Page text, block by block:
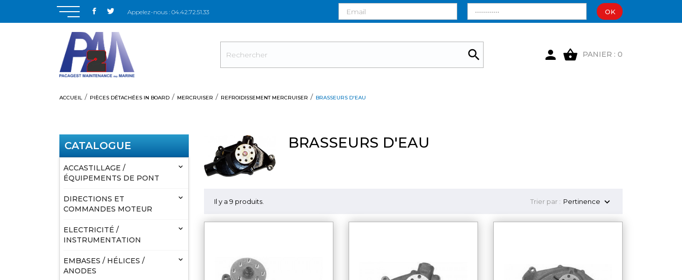
Appelez-nous : 04.42.72.51.33 OK
  shopping_basket PANIER : 0
ACCUEIL PIÈCES DÉTACHÉES IN BOARD MERCRUISER REFROIDISSEMENT MERCRUISER BRASSEURS D'EAU
CATALOGUE
ACCASTILLAGE /
ÉQUIPEMENTS DE PONT

DIRECTIONS ET
COMMANDES MOTEUR

ELECTRICITÉ /
INSTRUMENTATION

EMBASES / HÉLICES /
ANODES

BRASSEURS D'EAU
Il y a 9 produits. Trier par : Pertinence 